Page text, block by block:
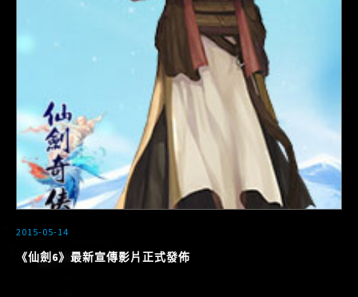
2015-05-14
《仙劍6》最新宣傳影片正式發佈